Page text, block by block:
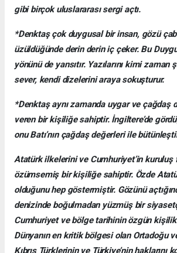
gibi birçok uluslararası sergi açtı.
*Denktaş çok duygusal bir insan, gözü
üzüldüğünde derin derin iç çeker. Bu
yönünü de yansıtır. Yazılarını kimi
sever, kendi dizelerini araya sokuşturur.
*Denktaş aynı zamanda uygar ve çağdaş
veren bir kişiliğe sahiptir. İngiltere’de
onu Batı’nın çağdaş değerleri ile
Atatürk ilkelerini ve Cumhuriyet’in kuruluş
özümsemiş bir kişiliğe sahiptir. Özde
olduğunu hep göstermiştir. Gözünü
denizinde boğulmadan yüzmüş bir
Cumhuriyet ve bölge tarihinin özgün
Dünyanın en kritik bölgesi olan Ortadoğu
Kıbrıs Türklerinin ve Türkiye’nin haklarını